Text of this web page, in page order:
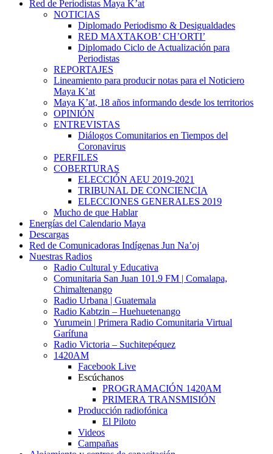
Red de Periodistas Maya K’at
NOTICIAS
Diplomado Periodismo & Desigualdades
RED MAXTAKOB’ CH’ORTI’
Diplomado Ciclo de Actualización para
Periodistas
REPORTAJES
Lineamiento para producir notas para el Noticiero
Maya K’at
Maya K’at, 18 años informando desde los territorios
OPINIÓN
ENTREVISTAS
Diálogos Comunitarios en Tiempos del
Coronavirus
PERFILES
COBERTURAS
ELECCIÓN AEU 2019-2021
TRIBUNAL DE CONCIENCIA
ELECCIONES GENERALES 2019
Mucho de que Hablar
Energías del Calendario Maya
Descargas
Red de Comunicadoras Indígenas Jun Na’oj
Nuestras Radios
Radio Cultural y Educativa
Comunitaria San Juan 101.9 FM | Comalapa,
Chimaltenango
Radio Urbana | Guatemala
Radio Kabtzin – Huehuetenango
Yurumein | Primera Radio Comunitaria Virtual
Garífuna
Radio Victoria – Suchitepéquez
1420AM
Facebook Live
Escúchanos
PROGRAMACIÓN 1420AM
PRIMERA TRANSMISIÓN
Producción radiofónica
El Piloto
Videos
Campañas